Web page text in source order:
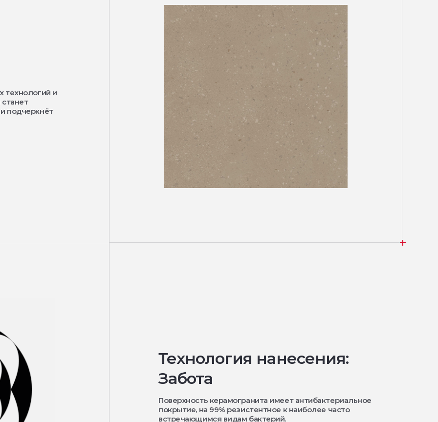
технологий и
подчеркнёт
Технология нанесения:
Забота
Поверхность керамогранита имеет антибактериальное
покрытие, на 99% резистентное к наиболее часто
встречающимся видам бактерий.